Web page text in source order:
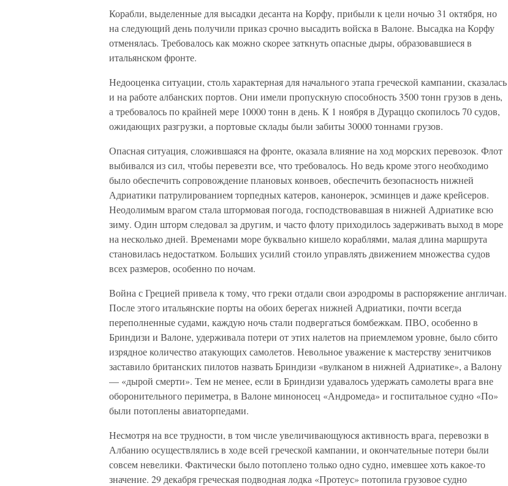
Корабли, выделенные для высадки десанта на Корфу, прибыли к цели ночью 31 октября, но
на следующий день получили приказ срочно высадить войска в Валоне. Высадка на Корфу
отменялась. Требовалось как можно скорее заткнуть опасные дыры, образовавшиеся в
итальянском фронте.
Недооценка ситуации, столь характерная для начального этапа греческой кампании, сказалась
и на работе албанских портов. Они имели пропускную способность 3500 тонн грузов в день,
а требовалось по крайней мере 10000 тонн в день. К 1 ноября в Дураццо скопилось 70 судов,
ожидающих разгрузки, а портовые склады были забиты 30000 тоннами грузов.
Опасная ситуация, сложившаяся на фронте, оказала влияние на ход морских перевозок. Флот
выбивался из сил, чтобы перевезти все, что требовалось. Но ведь кроме этого необходимо
было обеспечить сопровождение плановых конвоев, обеспечить безопасность нижней
Адриатики патрулированием торпедных катеров, канонерок, эсминцев и даже крейсеров.
Неодолимым врагом стала штормовая погода, господствовавшая в нижней Адриатике всю
зиму. Один шторм следовал за другим, и часто флоту приходилось задерживать выход в море
на несколько дней. Временами море буквально кишело кораблями, малая длина маршрута
становилась недостатком. Больших усилий стоило управлять движением множества судов
всех размеров, особенно по ночам.
Война с Грецией привела к тому, что греки отдали свои аэродромы в распоряжение англичан.
После этого итальянские порты на обоих берегах нижней Адриатики, почти всегда
переполненные судами, каждую ночь стали подвергаться бомбежкам. ПВО, особенно в
Бриндизи и Валоне, удерживала потери от этих налетов на приемлемом уровне, было сбито
изрядное количество атакующих самолетов. Невольное уважение к мастерству зенитчиков
заставило британских пилотов назвать Бриндизи «вулканом в нижней Адриатике», а Валону
— «дырой смерти». Тем не менее, если в Бриндизи удавалось удержать самолеты врага вне
оборонительного периметра, в Валоне миноносец «Андромеда» и госпитальное судно «По»
были потоплены авиаторпедами.
Несмотря на все трудности, в том числе увеличивающуюся активность врага, перевозки в
Албанию осуществлялись в ходе всей греческой кампании, и окончательные потери были
совсем невелики. Фактически было потоплено только одно судно, имевшее хоть какое-то
значение. 29 декабря греческая подводная лодка «Протеус» потопила грузовое судно